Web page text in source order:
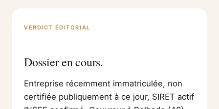
VERDICT ÉDITORIAL
Dossier en cours.
Entreprise récemment immatriculée, non
certifiée publiquement à ce jour, SIRET actif